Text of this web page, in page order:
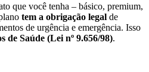
que você tenha – básico, premium,
tem a obrigação legal de
de urgência e emergência. Isso
de Saúde (Lei nº 9.656/98).